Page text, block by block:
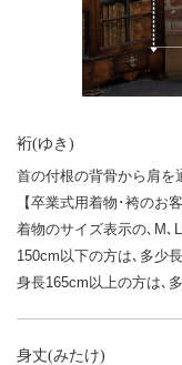
裄(ゆき)
首の付根の背骨から肩を
【卒業式用着物･袴のお客
着物のサイズ表示の､M､
150cm以下の方は､多少
身長165cm以上の方は､
身丈(みたけ)